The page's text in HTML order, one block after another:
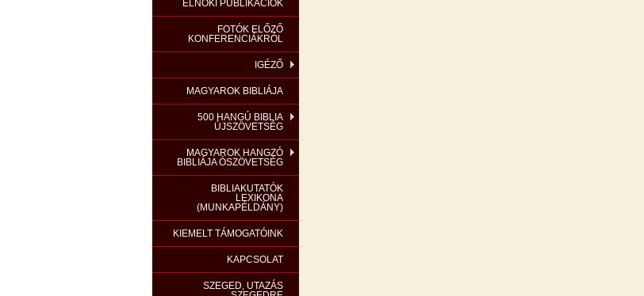
ELNÖKI PUBLIKÁCIÓK
FOTÓK ELŐZŐ
KONFERENCIÁKRÓL
IGÉZŐ
MAGYAROK BIBLIÁJA
500 HANGÚ BIBLIA
ÚJSZÖVETSÉG
MAGYAROK HANGZÓ
BIBLIÁJA ÓSZÖVETSÉG
BIBLIAKUTATÓK
LEXIKONA
(MUNKAPÉLDÁNY)
KIEMELT TÁMOGATÓINK
KAPCSOLAT
SZEGED, UTAZÁS